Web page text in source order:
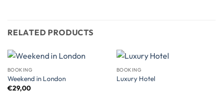
RELATED PRODUCTS
BOOKING
Weekend in London
€29,00
BOOKING
Luxury Hotel